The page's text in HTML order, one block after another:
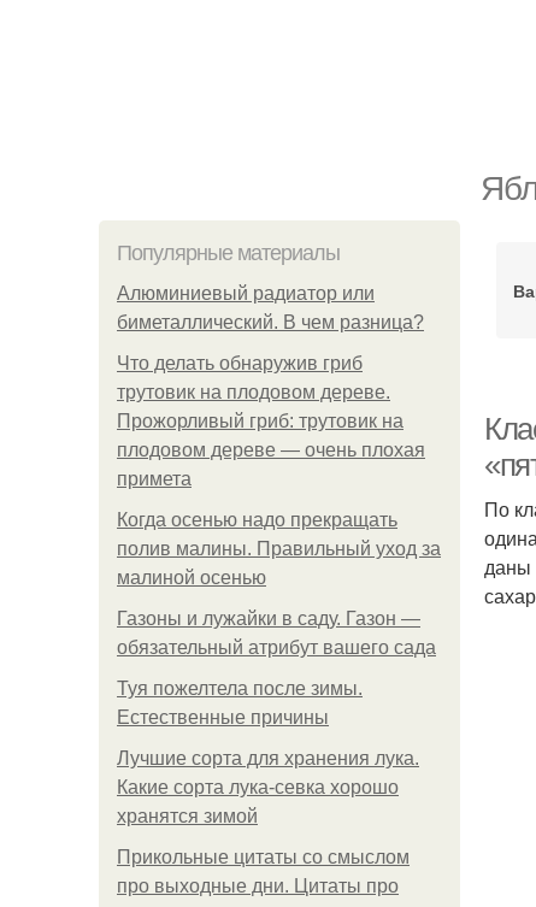
Популярные материалы
Алюминиевый радиатор или
биметаллический. В чем разница?
Что делать обнаружив гриб
трутовик на плодовом дереве.
Прожорливый гриб: трутовик на
плодовом дереве — очень плохая
примета
Когда осенью надо прекращать
полив малины. Правильный уход за
малиной осенью
Газоны и лужайки в саду. Газон —
обязательный атрибут вашего сада
Туя пожелтела после зимы.
Естественные причины
Лучшие сорта для хранения лука.
Какие сорта лука-севка хорошо
хранятся зимой
Прикольные цитаты со смыслом
про выходные дни. Цитаты про
По
даны